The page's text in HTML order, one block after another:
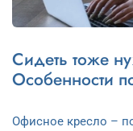
Сидеть тоже
Особенности
Офисное кресло –